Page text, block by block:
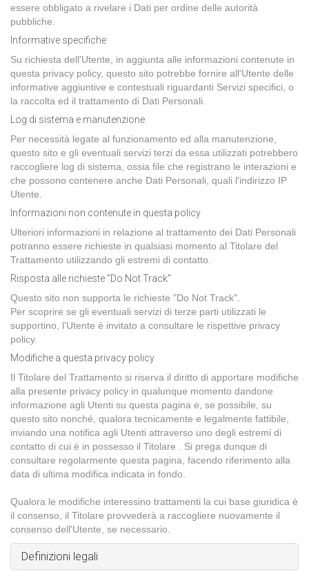
essere obbligato a rivelare i Dati per ordine delle autorità
pubbliche.
Informative specifiche
Su richiesta dell'Utente, in aggiunta alle informazioni contenute in
questa privacy policy, questo sito potrebbe fornire all'Utente delle
informative aggiuntive e contestuali riguardanti Servizi specifici, o
la raccolta ed il trattamento di Dati Personali.
Log di sistema e manutenzione
Per necessità legate al funzionamento ed alla manutenzione,
questo sito e gli eventuali servizi terzi da essa utilizzati potrebbero
raccogliere log di sistema, ossia file che registrano le interazioni e
che possono contenere anche Dati Personali, quali l'indirizzo IP
Utente.
Informazioni non contenute in questa policy
Ulteriori informazioni in relazione al trattamento dei Dati Personali
potranno essere richieste in qualsiasi momento al Titolare del
Trattamento utilizzando gli estremi di contatto.
Risposta alle richieste "Do Not Track"
Questo sito non supporta le richieste "Do Not Track".
Per scoprire se gli eventuali servizi di terze parti utilizzati le
supportino, l'Utente è invitato a consultare le rispettive privacy
policy.
Modifiche a questa privacy policy
Il Titolare del Trattamento si riserva il diritto di apportare modifiche
alla presente privacy policy in qualunque momento dandone
informazione agli Utenti su questa pagina e, se possibile, su
questo sito nonché, qualora tecnicamente e legalmente fattibile,
inviando una notifica agli Utenti attraverso uno degli estremi di
contatto di cui è in possesso il Titolare . Si prega dunque di
consultare regolarmente questa pagina, facendo riferimento alla
data di ultima modifica indicata in fondo.
Qualora le modifiche interessino trattamenti la cui base giuridica è
il consenso, il Titolare provvederà a raccogliere nuovamente il
consenso dell'Utente, se necessario.
Definizioni legali